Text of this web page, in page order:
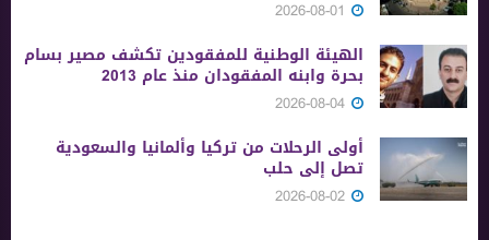
الهيئة الوطنية للمفقودين تكشف مصير بسام
بحرة وابنه المفقودان منذ عام 2013
أولى الرحلات من ‏تركيا وألمانيا والسعودية
تصل إلى حلب